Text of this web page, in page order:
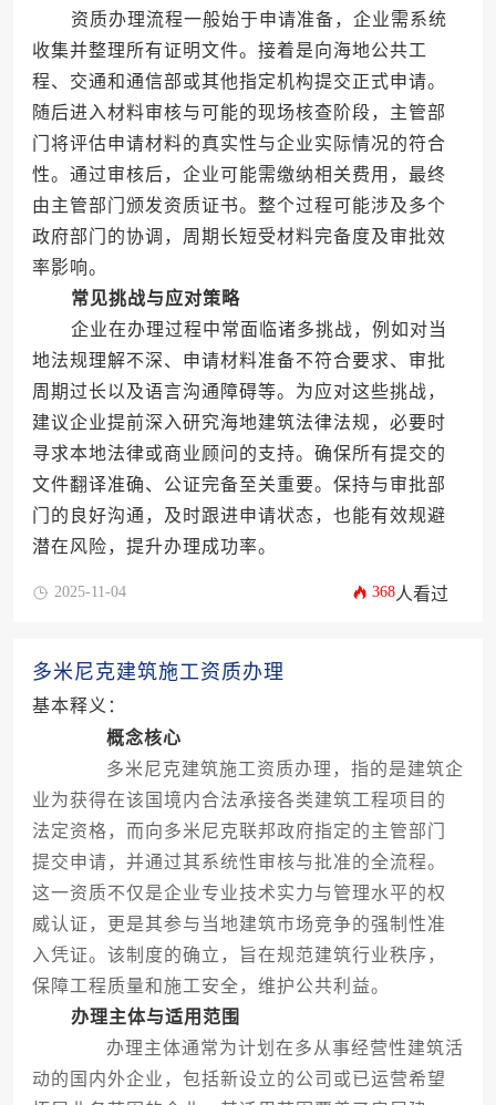
资质办理流程一般始于申请准备，企业需系统
收集并整理所有证明文件。接着是向海地公共工
程、交通和通信部或其他指定机构提交正式申请。
随后进入材料审核与可能的现场核查阶段，主管部
门将评估申请材料的真实性与企业实际情况的符合
性。通过审核后，企业可能需缴纳相关费用，最终
由主管部门颁发资质证书。整个过程可能涉及多个
政府部门的协调，周期长短受材料完备度及审批效
率影响。
常见挑战与应对策略
企业在办理过程中常面临诸多挑战，例如对当
地法规理解不深、申请材料准备不符合要求、审批
周期过长以及语言沟通障碍等。为应对这些挑战，
建议企业提前深入研究海地建筑法律法规，必要时
寻求本地法律或商业顾问的支持。确保所有提交的
文件翻译准确、公证完备至关重要。保持与审批部
门的良好沟通，及时跟进申请状态，也能有效规避
潜在风险，提升办理成功率。
2025-11-04 368人看过
多米尼克建筑施工资质办理
基本释义：
概念核心
多米尼克建筑施工资质办理，指的是建筑企
业为获得在该国境内合法承接各类建筑工程项目的
法定资格，而向多米尼克联邦政府指定的主管部门
提交申请，并通过其系统性审核与批准的全流程。
这一资质不仅是企业专业技术实力与管理水平的权
威认证，更是其参与当地建筑市场竞争的强制性准
入凭证。该制度的确立，旨在规范建筑行业秩序，
保障工程质量和施工安全，维护公共利益。
办理主体与适用范围
办理主体通常为计划在多从事经营性建筑活
动的国内外企业，包括新设立的公司或已运营希望